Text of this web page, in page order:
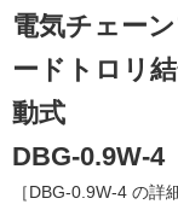
電気チェー
ードトロリ
動式
DBG-0.9W-4
［DBG-0.9W-4 の詳